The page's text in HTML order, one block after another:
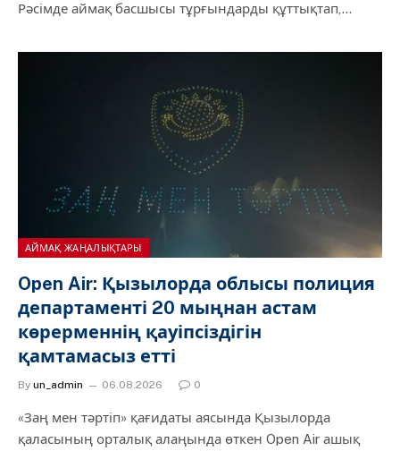
Рәсімде аймақ басшысы тұрғындарды құттықтап,…
АЙМАҚ ЖАҢАЛЫҚТАРЫ
Open Air: Қызылорда облысы полиция
департаменті 20 мыңнан астам
көрерменнің қауіпсіздігін
қамтамасыз етті
By un_admin 06.08.2026 0
«Заң мен тәртіп» қағидаты аясында Қызылорда
қаласының орталық алаңында өткен Open Air ашық